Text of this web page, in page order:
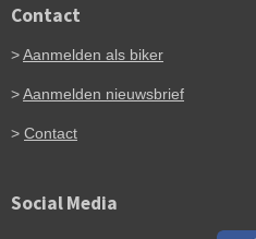
Contact
>Aanmelden als biker
>Aanmelden nieuwsbrief
> Contact
Social Media